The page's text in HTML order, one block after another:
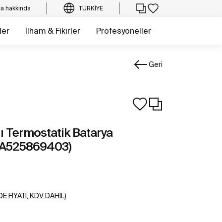
hakkinda TÜRKIYE
İlham & Fikirler Profesyoneller
Geri
Termostatik Batarya
FIYATI, KDV DAHIL)